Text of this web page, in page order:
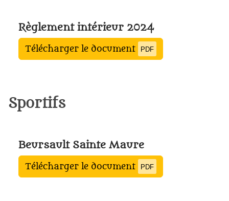
Règlement intérieur 2024
Télécharger le document PDF
Sportifs
Beursault Sainte Maure
Télécharger le document PDF